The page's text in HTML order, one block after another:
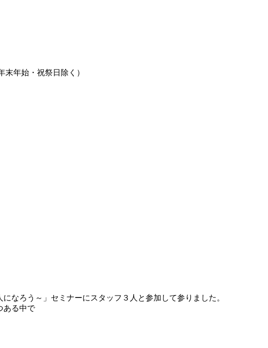
なろう～」セミナーにスタッフ３人と参加して参りました。
ある中で